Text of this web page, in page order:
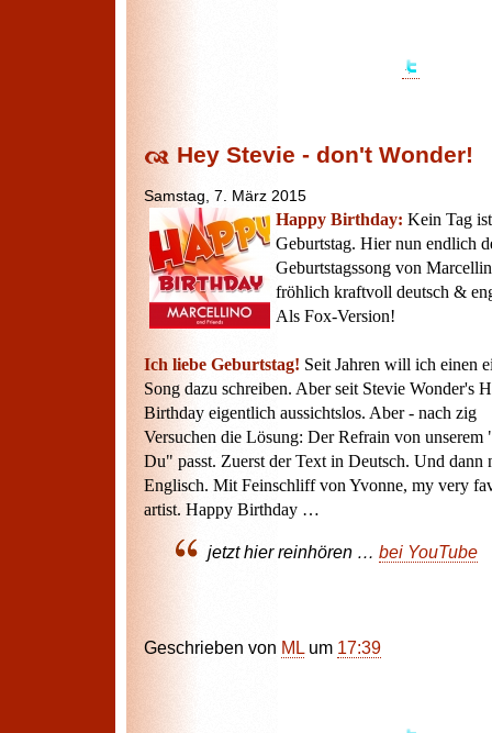
Hey Stevie - don't Wonder!
Samstag, 7. März 2015
Happy Birthday: Kein Tag
Geburtstag. Hier nun endlich
Geburtstagssong von
fröhlich kraftvoll deutsch &
Als Fox-Version!
Ich liebe Geburtstag! Seit Jahren will ich einen
Song dazu schreiben. Aber seit Stevie Wonder's
Birthday eigentlich aussichtslos. Aber - nach zig
Versuchen die Lösung: Der Refrain von unserem
Du" passt. Zuerst der Text in Deutsch. Und dann
Englisch. Mit Feinschliff von Yvonne, my very
artist. Happy Birthday …
jetzt hier reinhören … bei YouTube
Geschrieben von ML um 17:39